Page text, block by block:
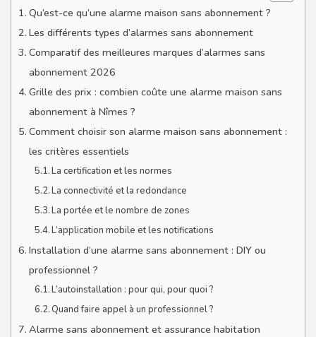
Qu’est-ce qu’une alarme maison sans abonnement ?
Les différents types d’alarmes sans abonnement
Comparatif des meilleures marques d’alarmes sans
abonnement 2026
Grille des prix : combien coûte une alarme maison sans
abonnement à Nîmes ?
Comment choisir son alarme maison sans abonnement :
les critères essentiels
La certification et les normes
La connectivité et la redondance
La portée et le nombre de zones
L’application mobile et les notifications
Installation d’une alarme sans abonnement : DIY ou
professionnel ?
L’autoinstallation : pour qui, pour quoi ?
Quand faire appel à un professionnel ?
Alarme sans abonnement et assurance habitation